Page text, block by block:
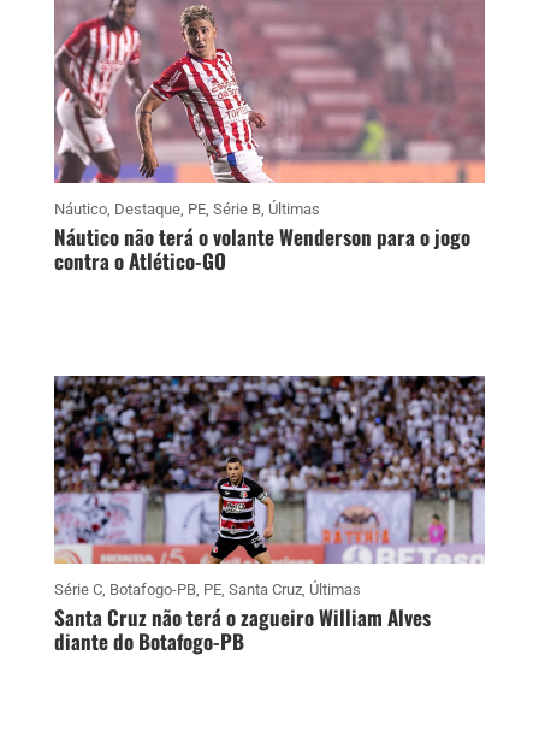
Náutico, Destaque, PE, Série B, Últimas
Náutico não terá o volante Wenderson para o jogo
contra o Atlético-GO
Série C, Botafogo-PB, PE, Santa Cruz, Últimas
Santa Cruz não terá o zagueiro William Alves
diante do Botafogo-PB